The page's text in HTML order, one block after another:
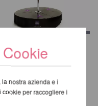
Stage NST03
1.210,08 EUR
20 % UST escl.
nostra azienda e i
cookie per raccogliere i